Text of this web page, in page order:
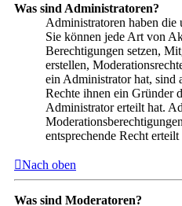
Was sind Administratoren?
Administratoren haben die
Sie können jede Art von
Berechtigungen setzen,
erstellen,
ein Administrator hat, sind
Rechte ihnen ein Gründer
Administrator erteilt hat.
entsprechende Recht
Nach oben
Was sind Moderatoren?